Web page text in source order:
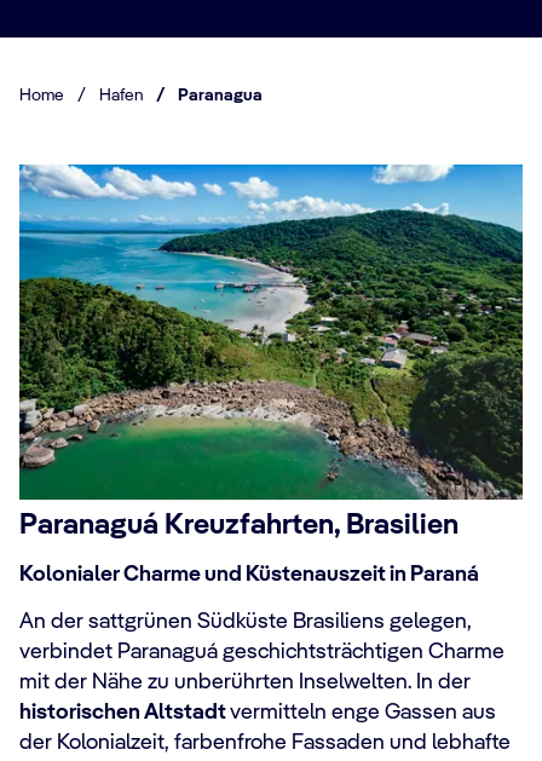
Home / Hafen / Paranagua
Paranaguá Kreuzfahrten, Brasilien
Kolonialer Charme und Küstenauszeit in Paraná
An der sattgrünen Südküste Brasiliens gelegen,
verbindet Paranaguá geschichtsträchtigen Charme
mit der Nähe zu unberührten Inselwelten. In der
historischen Altstadtvermitteln enge Gassen aus
der Kolonialzeit, farbenfrohe Fassaden und lebhafte